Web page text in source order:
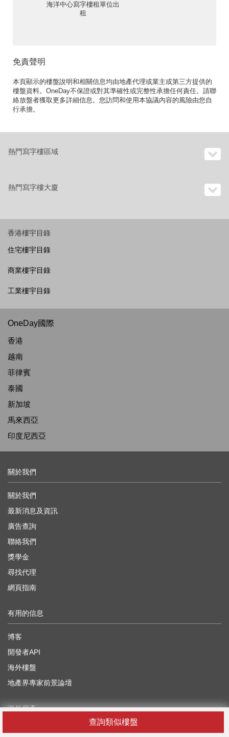
查詢類似樓盤
海洋中心寫字樓租單位出
租
免責聲明
本頁顯示的樓盤說明和相關信息均由地產代理或業主或第三方提供的
樓盤資料。OneDay不保證或對其準確性或完整性承擔任何責任。請聯
絡放盤者獲取更多詳細信息。您訪問和使用本協議內容的風險由您自
行承擔。
熱門寫字樓區域
熱門寫字樓大廈
香港樓宇目錄
住宅樓宇目錄
商業樓宇目錄
工業樓宇目錄
OneDay國際
香港
越南
菲律賓
泰國
新加坡
馬來西亞
印度尼西亞
關於我們
關於我們
最新消息及資訊
廣告查詢
聯絡我們
獎學金
尋找代理
網頁指南
有用的信息
博客
開發者API
海外樓盤
地產界專家前景論壇
海外房產
中國